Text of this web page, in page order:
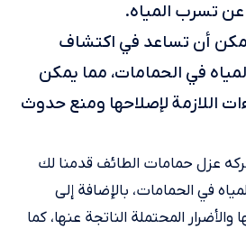
تسرب المياه.
أن تساعد في اكتشاف
في الحمامات، مما يمكن
اللازمة لإصلاحها ومنع حدوث
عزل حمامات الطائف قدمنا لك
في الحمامات، بالإضافة إلى
المحتملة الناتجة عنها، كما